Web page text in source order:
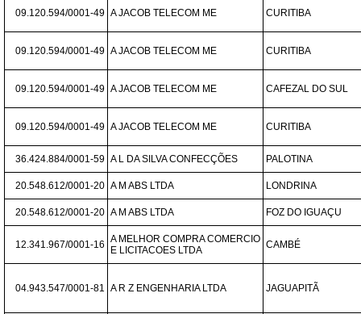
09.120.594/0001-49 A JACOB TELECOM ME CURITIBA
09.120.594/0001-49 A JACOB TELECOM ME CURITIBA
09.120.594/0001-49 A JACOB TELECOM ME CAFEZAL DO SUL
09.120.594/0001-49 A JACOB TELECOM ME CURITIBA
36.424.884/0001-59 A L DA SILVA CONFECÇÕES PALOTINA
20.548.612/0001-20 A M ABS LTDA LONDRINA
20.548.612/0001-20 A M ABS LTDA FOZ DO IGUAÇU
12.341.967/0001-16 A MELHOR COMPRA COMERCIO
E LICITACOES LTDA
CAMBÉ
04.943.547/0001-81 A R Z ENGENHARIA LTDA JAGUAPITÃ